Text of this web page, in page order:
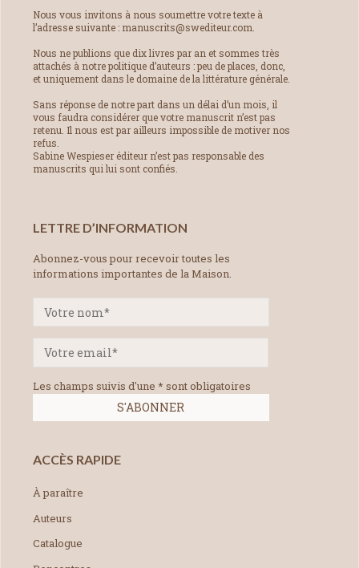
Nous vous invitons à nous soumettre votre texte à
l’adresse suivante : manuscrits@swediteur.com.
Nous ne publions que dix livres par an et sommes très
attachés à notre politique d’auteurs : peu de places, donc,
et uniquement dans le domaine de la littérature générale.
Sans réponse de notre part dans un délai d’un mois, il
vous faudra considérer que votre manuscrit n’est pas
retenu. Il nous est par ailleurs impossible de motiver nos
refus.
Sabine Wespieser éditeur n’est pas responsable des
manuscrits qui lui sont confiés.
LETTRE D’INFORMATION
Abonnez-vous pour recevoir toutes les
informations importantes de la Maison.
Les champs suivis d'une * sont obligatoires
ACCÈS RAPIDE
À paraître
Auteurs
Catalogue